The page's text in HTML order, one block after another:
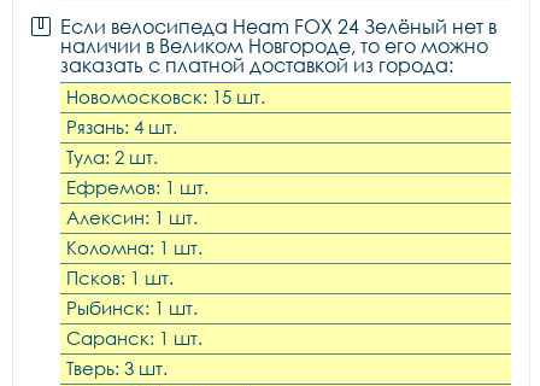
Если велосипеда Heam FOX 24 Зелёный нет в
наличии в Великом Новгороде, то его можно
заказать с платной доставкой из города:
Новомосковск: 15 шт.
Рязань: 4 шт.
Тула: 2 шт.
Ефремов: 1 шт.
Алексин: 1 шт.
Коломна: 1 шт.
Псков: 1 шт.
Рыбинск: 1 шт.
Саранск: 1 шт.
Тверь: 3 шт.